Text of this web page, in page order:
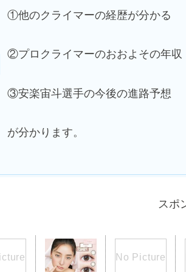
①他のクライマーの経歴が分かる
②プロクライマーのおおよその年収
③安楽宙斗選手の今後の進路予想
が分かります。
スポ